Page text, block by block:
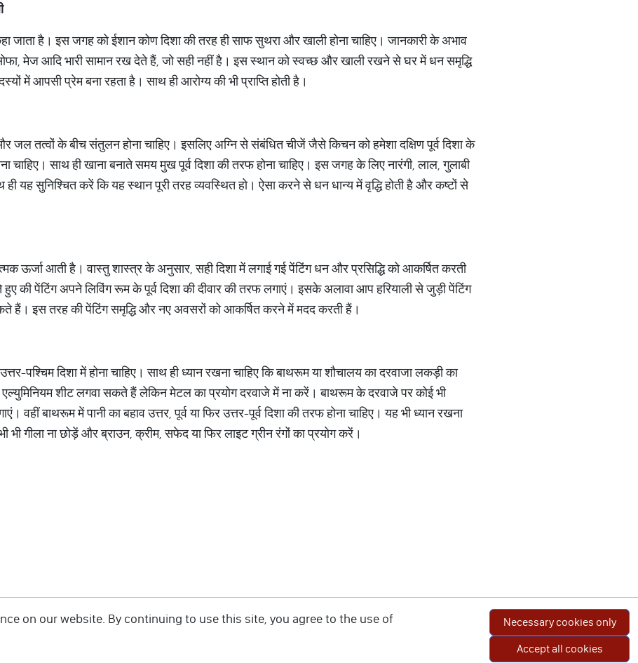
जाता है। इस जगह को ईशान कोण दिशा की तरह ही साफ सुथरा और खाली होना चाहिए। जानकारी के अभाव
मेज आदि भारी सामान रख देते हैं, जो सही नहीं है। इस स्थान को स्वच्छ और खाली रखने से घर में धन समृद्धि
में आपसी प्रेम बना रहता है। साथ ही आरोग्य की भी प्राप्ति होती है।
जल तत्वों के बीच संतुलन होना चाहिए। इसलिए अग्नि से संबंधित चीजें जैसे किचन को हमेशा दक्षिण पूर्व दिशा के
चाहिए। साथ ही खाना बनाते समय मुख पूर्व दिशा की तरफ होना चाहिए। इस जगह के लिए नारंगी, लाल, गुलाबी
ही यह सुनिश्चित करें कि यह स्थान पूरी तरह व्यवस्थित हो। ऐसा करने से धन धान्य में वृद्धि होती है और कष्टों से
ऊर्जा आती है। वास्तु शास्त्र के अनुसार, सही दिशा में लगाई गई पेंटिंग धन और प्रसिद्धि को आकर्षित करती
की पेंटिंग अपने लिविंग रूम के पूर्व दिशा की दीवार की तरफ लगाएं। इसके अलावा आप हरियाली से जुड़ी पेंटिंग
हैं। इस तरह की पेंटिंग समृद्धि और नए अवसरों को आकर्षित करने में मदद करती हैं।
पश्चिम दिशा में होना चाहिए। साथ ही ध्यान रखना चाहिए कि बाथरूम या शौचालय का दरवाजा लकड़ी का
एल्युमिनियम शीट लगवा सकते हैं लेकिन मेटल का प्रयोग दरवाजे में ना करें। बाथरूम के दरवाजे पर कोई भी
वहीं बाथरूम में पानी का बहाव उत्तर, पूर्व या फिर उत्तर-पूर्व दिशा की तरफ होना चाहिए। यह भी ध्यान रखना
भी गीला ना छोड़ें और ब्राउन, क्रीम, सफेद या फिर लाइट ग्रीन रंगों का प्रयोग करें।
on our website. By continuing to use this site, you agree to the use of
Necessary cookies only
Accept all cookies